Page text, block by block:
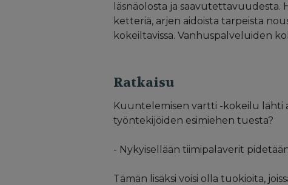
läsnäolosta ja
ketteriä, arjen aidoista tarpeista
kokeiltavissa. Vanhuspalveluiden
Ratkaisu
Kuuntelemisen vartti -kokeilu lähti
työntekijöiden esimiehen tuesta?
- Nykyisellään tiimipalaverit
Tämän lisäksi voisi olla tuokioita,